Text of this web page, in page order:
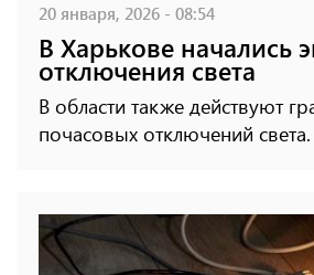
20 января, 2026 - 08:54
В Харькове начались
отключения света
В области также действуют
почасовых отключений света.